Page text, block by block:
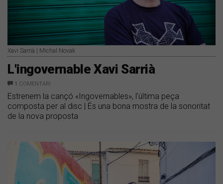
Xavi Sarrià | Michal Novak
L'ingovernable Xavi Sarrià
1 COMENTARI
Estrenem la cançó «Ingovernables», l'última peça
composta per al disc | És una bona mostra de la sonoritat
de la nova proposta